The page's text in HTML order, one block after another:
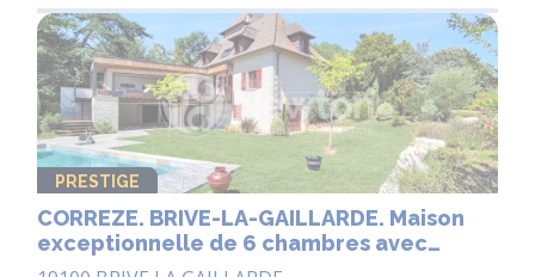
PRESTIGE
CORREZE. BRIVE-LA-GAILLARDE. Maison
exceptionnelle de 6 chambres avec
garage, appartement en rez-de-jardin,